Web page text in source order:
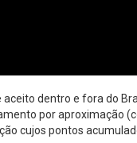
dentro e fora do
por aproximação
cujos pontos